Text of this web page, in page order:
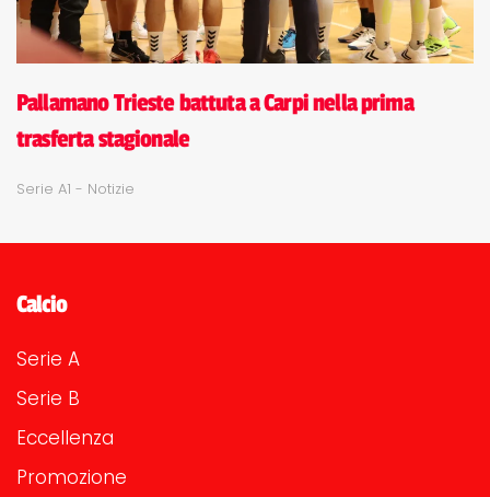
Pallamano Trieste battuta a Carpi nella prima
trasferta stagionale
Serie A1 - Notizie
Calcio
Serie A
Serie B
Eccellenza
Promozione